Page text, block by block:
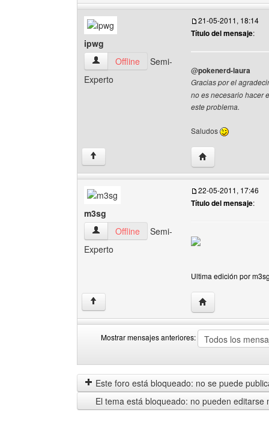
ipwg
ipwg Ver perfil del usuario
Offline
Semi-
Experto
21-05-2011, 18:14
Título del mensaje:
@pokenerd-laura
Gracias por el
no es necesario hacer
este problema.
Saludos
↑ Visitar sitio web
m3sg
m3sg Ver perfil del usuario
Offline
Semi-
Experto
22-05-2011, 17:46
Título del mensaje:
Ultima edición por
↑ Visitar sitio web
Mostrar mensajes anteriores:
mensajes
anteriores
by
Este foro está bloqueado: no se puede
El tema está bloqueado: no pueden editarse